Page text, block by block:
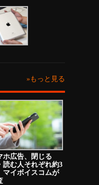
»もっと見る
ホ広告、閉じる
読む人それぞれ約3
イボイスコムが